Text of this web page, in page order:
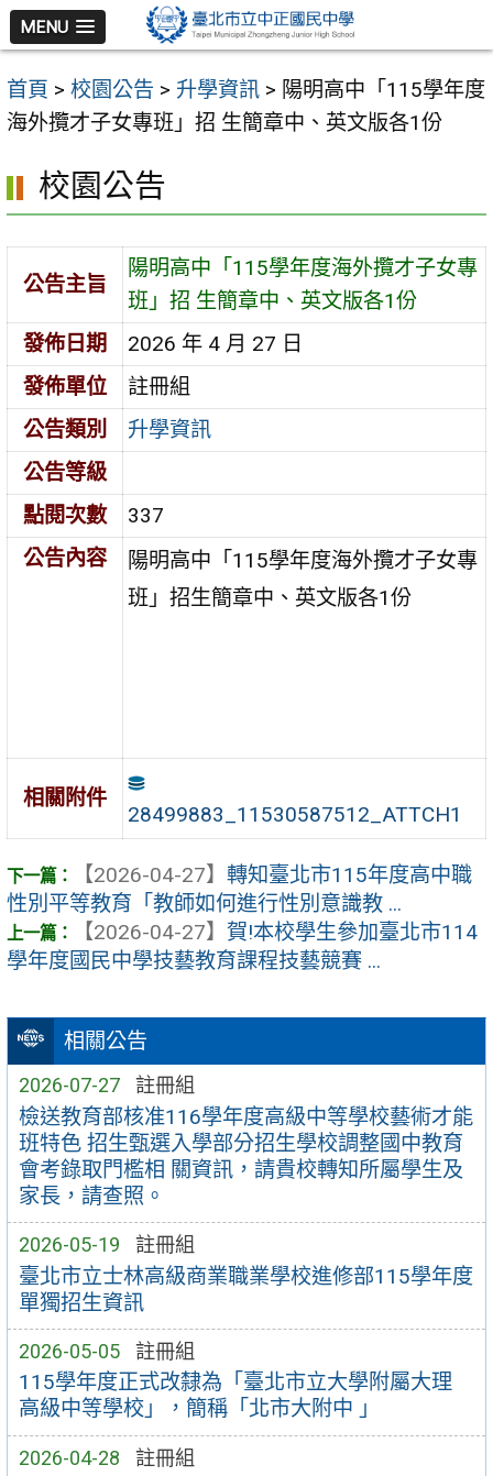
跳
至
主
要
容
區
MENU
首頁 > 校園公告 > 升學資訊 > 陽明高中「115學年度
海外攬才子女專班」招 生簡章中、英文版各1份
相關公告
2026-07-27 註冊組
檢送教育部核准116學年度高級中等學校藝術才能
班特色 招生甄選入學部分招生學校調整國中教育
會考錄取門檻相 關資訊，請貴校轉知所屬學生及
家長，請查照。
2026-05-19 註冊組
臺北市立士林高級商業職業學校進修部115學年度
單獨招生資訊
2026-05-05 註冊組
115學年度正式改隸為「臺北市立大學附屬大理
高級中等學校」，簡稱「北市大附中 」
2026-04-28 註冊組
校園公告
公告主旨
陽明高中「115學年度海外攬才子女專
班」招 生簡章中、英文版各1份
發佈日期
2026 年 4 月 27 日
發佈單位
註冊組
公告類別
升學資訊
公告等級
點閱次數
337
公告內容
陽明高中「115學年度海外攬才子女專
班」招生簡章中、英文版各1份
相關附件
28499883_11530587512_ATTCH1
【2026-04-27】 轉知臺北市115年度高中職
性別平等教育「教師如何進行性別意識教 ...
【2026-04-27】 賀!本校學生參加臺北市114
學年度國民中學技藝教育課程技藝競賽 ...